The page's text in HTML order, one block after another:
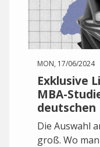
MON, 17/06/2024
Exklusive
MBA-
deutschen
Die Auswahl
groß. Wo